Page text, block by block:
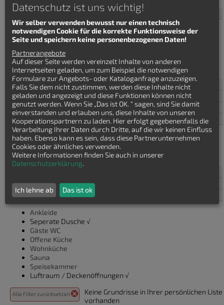
Haustyp
Bauhaus
Bungalow
Einfamilienhaus
Stadtvilla
Winkelbungalow
Baustil
Bauweise
Wohnflaeche
Anzahl Geschosse
1
1.5
2
Zimmer
Ausstattungsmerkmale
Ankleide
Seperate Dusche √
Gäste WC
Offene Küche
Wohnküche
Sauna
Speisekammer
Luftraum / Deckenöffnungen √
Alle Filter zurücksetzen
Keine Grundrisse in Ihrer persönlichen Liste
vorhanden
Datenschutz ist uns wichtig!
Wir selber verwenden bewusst nur einen technisch
notwendigen Cookie für die korrekte Funktionsweise der
Seite und speichern keine personenbezogenen Daten!
Partnerangebote
Auf dieser Seite werden vereinzelt Inhalte von anderen
Internetseiten geladen, um zum Beispiel die notwendigen
Formulare zur Angebots- oder Kataloganfrage anzuzeigen.
Falls Sie dem nicht zustimmen, werden diese Inhalte nicht
geladen und angezeigt und diese Funktionen können nicht
genutzt werden. Wenn Sie „Das ist OK. “ sagen, sind Sie damit
einverstanden und erlauben uns, diese Inhalte von unseren
Kooperationspartnern zu laden. Hier erfolgt gegebenenfalls die
Verarbeitung Ihrer Daten durch Dritte, auf die wir keinen Einfluss
haben. Ebenso kann es sein, dass diese Partnerunternehmen
Cookies oder ähnliches verwenden.
Weitere Informationen finden Sie auch in unserer
Datenschutzerklärung.
Ich lehne ab Das ist ok